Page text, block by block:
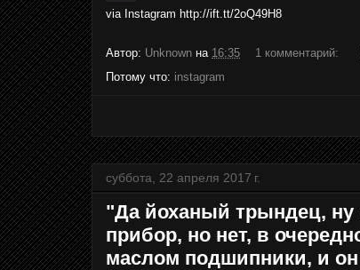
via Instagram http://ift.tt/2oQ49H8
Автор: Unknown на 16:35
1 комментарий:
Потому что: instagram
суббота, 22 апреля 2017 г.
"Да йоханый трындец, ну
прибор, но нет, в
маслом подшипники, и